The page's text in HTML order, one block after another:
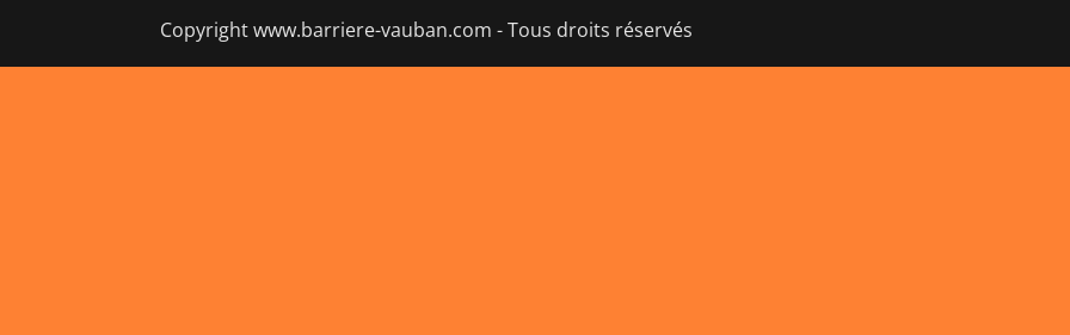
Copyright www.barriere-vauban.com - Tous droits réservés